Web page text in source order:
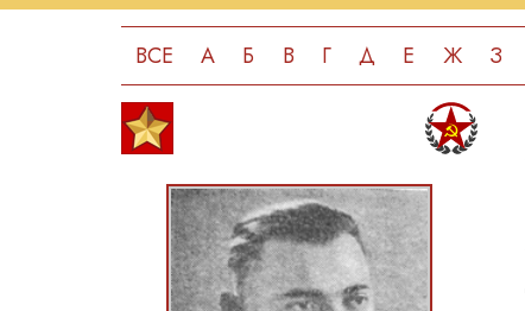
ВСЕ А Б В Г Д Е Ж З